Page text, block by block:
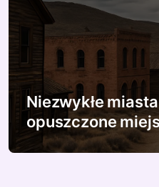
Niezwykłe
opuszczone